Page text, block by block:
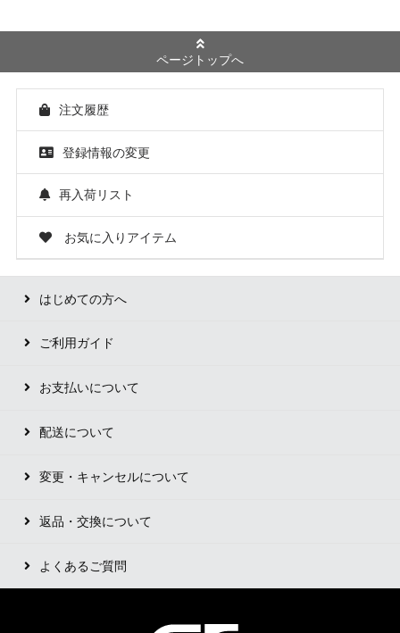
ページトップへ
注文履歴
登録情報の変更
再入荷リスト
お気に入りアイテム
はじめての方へ
ご利用ガイド
お支払いについて
配送について
変更・キャンセルについて
返品・交換について
よくあるご質問